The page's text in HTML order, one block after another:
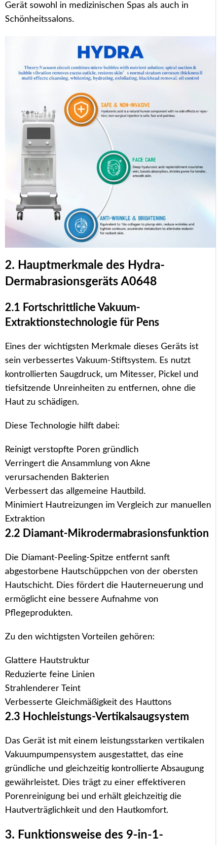
Gerät sowohl in medizinischen Spas als auch in
Schönheitssalons.
2. Hauptmerkmale des Hydra-
Dermabrasionsgeräts A0648
2.1 Fortschrittliche Vakuum-
Extraktionstechnologie für Pens
Eines der wichtigsten Merkmale dieses Geräts ist
sein verbessertes Vakuum-Stiftsystem. Es nutzt
kontrollierten Saugdruck, um Mitesser, Pickel und
tiefsitzende Unreinheiten zu entfernen, ohne die
Haut zu schädigen.
Diese Technologie hilft dabei:
Reinigt verstopfte Poren gründlich
Verringert die Ansammlung von Akne
verursachenden Bakterien
Verbessert das allgemeine Hautbild.
Minimiert Hautreizungen im Vergleich zur manuellen
Extraktion
2.2 Diamant-Mikrodermabrasionsfunktion
Die Diamant-Peeling-Spitze entfernt sanft
abgestorbene Hautschüppchen von der obersten
Hautschicht. Dies fördert die Hauterneuerung und
ermöglicht eine bessere Aufnahme von
Pflegeprodukten.
Zu den wichtigsten Vorteilen gehören:
Glattere Hautstruktur
Reduzierte feine Linien
Strahlenderer Teint
Verbesserte Gleichmäßigkeit des Hauttons
2.3 Hochleistungs-Vertikalsaugsystem
Das Gerät ist mit einem leistungsstarken vertikalen
Vakuumpumpensystem ausgestattet, das eine
gründliche und gleichzeitig kontrollierte Absaugung
gewährleistet. Dies trägt zu einer effektiveren
Porenreinigung bei und erhält gleichzeitig die
Hautverträglichkeit und den Hautkomfort.
3. Funktionsweise des 9-in-1-